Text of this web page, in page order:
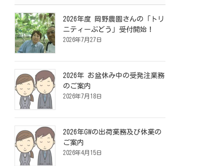
2026年度 岡野農園さんの「トリ
ニティーぶどう」受付開始！
2026年7月27日
2026年 お盆休み中の受発注業務
のご案内
2026年7月18日
2026年GWの出荷業務及び休業の
ご案内
2026年4月15日